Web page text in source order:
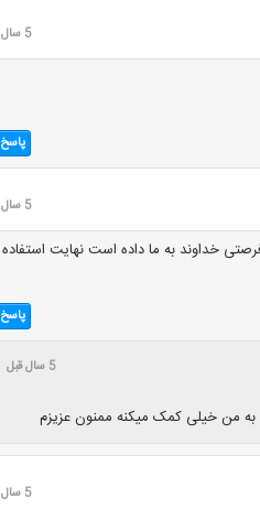
5 سال قبل
پاسخ
5 سال قبل
خداوند به ما داده است نهایت استفاده
پاسخ
5 سال قبل
به من خیلی کمک میکنه ممنون عزیزم
5 سال قبل